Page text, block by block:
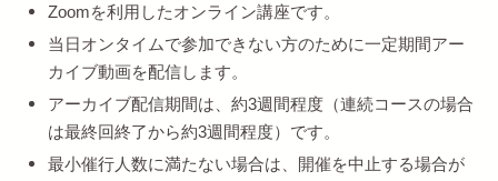
Zoomを利用したオンライン講座です。
当日オンタイムで参加できない方のために一定期間アー
カイブ動画を配信します。
アーカイブ配信期間は、約3週間程度（連続コースの場合
は最終回終了から約3週間程度）です。
最小催行人数に満たない場合は、開催を中止する場合が